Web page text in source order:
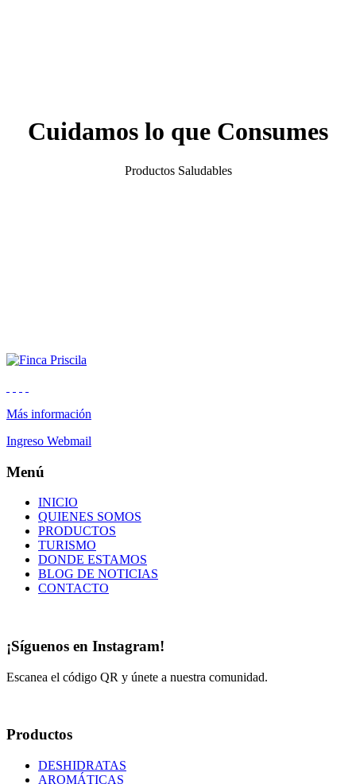
Cuidamos lo que Consumes
Productos Saludables
Más información
Ingreso Webmail
Menú
INICIO
QUIENES SOMOS
PRODUCTOS
TURISMO
DONDE ESTAMOS
BLOG DE NOTICIAS
CONTACTO
¡Síguenos en Instagram!
Escanea el código QR y únete a nuestra comunidad.
Productos
DESHIDRATAS
AROMÁTICAS